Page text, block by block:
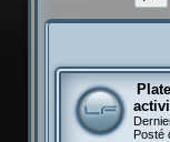
Posté